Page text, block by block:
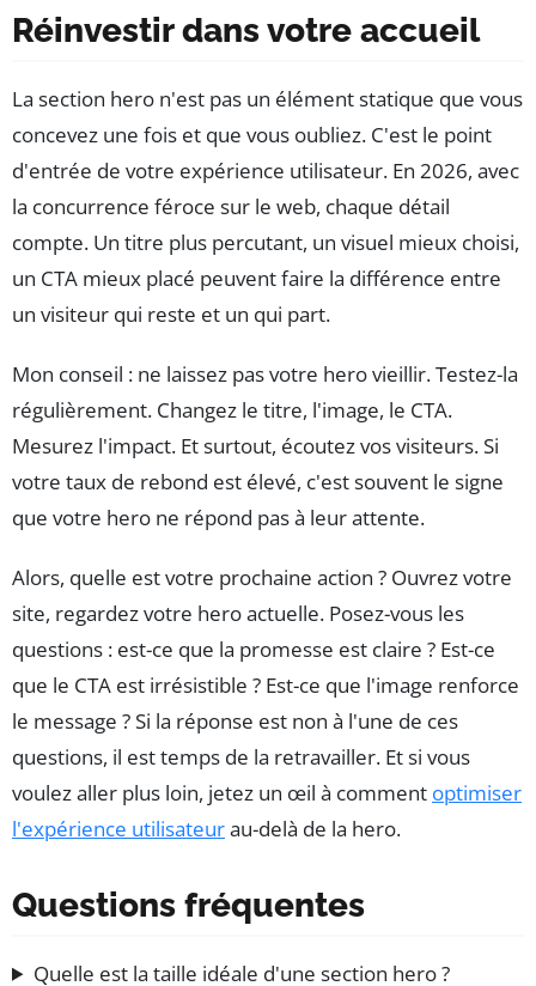
Réinvestir dans votre accueil
La section hero n'est pas un élément statique que vous
concevez une fois et que vous oubliez. C'est le point
d'entrée de votre expérience utilisateur. En 2026, avec
la concurrence féroce sur le web, chaque détail
compte. Un titre plus percutant, un visuel mieux choisi,
un CTA mieux placé peuvent faire la différence entre
un visiteur qui reste et un qui part.
Mon conseil : ne laissez pas votre hero vieillir. Testez-la
régulièrement. Changez le titre, l'image, le CTA.
Mesurez l'impact. Et surtout, écoutez vos visiteurs. Si
votre taux de rebond est élevé, c'est souvent le signe
que votre hero ne répond pas à leur attente.
Alors, quelle est votre prochaine action ? Ouvrez votre
site, regardez votre hero actuelle. Posez-vous les
questions : est-ce que la promesse est claire ? Est-ce
que le CTA est irrésistible ? Est-ce que l'image renforce
le message ? Si la réponse est non à l'une de ces
questions, il est temps de la retravailler. Et si vous
voulez aller plus loin, jetez un œil à comment optimiser
l'expérience utilisateurau-delà de la hero.
Questions fréquentes
Quelle est la taille idéale d'une section hero ?